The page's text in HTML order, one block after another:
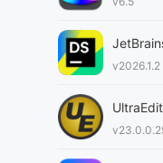
v2026.1.2
UltraEdit